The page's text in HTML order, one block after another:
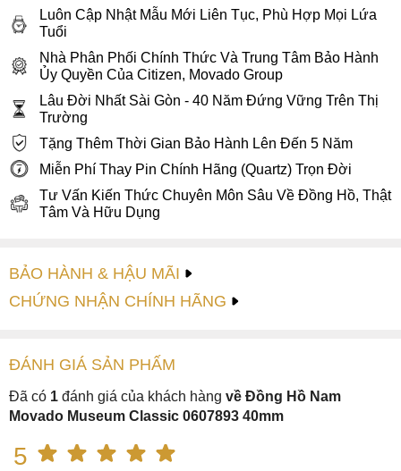
Luôn Cập Nhật Mẫu Mới Liên Tục, Phù Hợp Mọi Lứa
Tuổi
Nhà Phân Phối Chính Thức Và Trung Tâm Bảo Hành
Ủy Quyền Của Citizen, Movado Group
Lâu Đời Nhất Sài Gòn - 40 Năm Đứng Vững Trên Thị
Trường
Tặng Thêm Thời Gian Bảo Hành Lên Đến 5 Năm
Miễn Phí Thay Pin Chính Hãng (Quartz) Trọn Đời
Tư Vấn Kiến Thức Chuyên Môn Sâu Về Đồng Hồ, Thật
Tâm Và Hữu Dụng
BẢO HÀNH & HẬU MÃI
CHỨNG NHẬN CHÍNH HÃNG
ĐÁNH GIÁ SẢN PHẤM
Đã có 1 đánh giá của khách hàng về Đồng Hồ Nam
Movado Museum Classic 0607893 40mm
5